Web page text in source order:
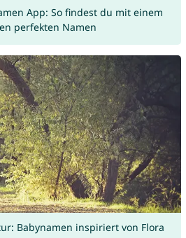
App: So findest du mit einem
perfekten Namen
Babynamen inspiriert von Flora